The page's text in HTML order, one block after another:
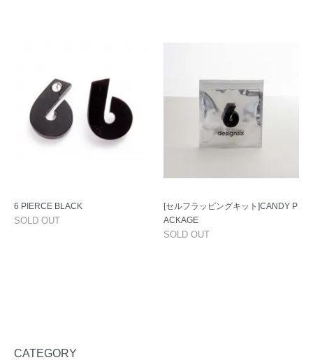
6 PIERCE BLACK
SOLD OUT
[セルフラッピングキット]CANDY P
ACKAGE
SOLD OUT
CATEGORY